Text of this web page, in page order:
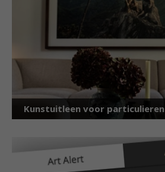
Kunstuitleen voor particulieren